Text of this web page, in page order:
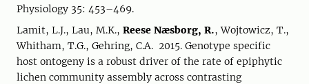
Physiology 35: 453–469.
Lamit, L.J., Lau, M.K., Reese Næsborg, R., Wojtowicz, T.,
Whitham, T.G., Gehring, C.A. 2015. Genotype specific
host ontogeny is a robust driver of the rate of epiphytic
lichen community assembly across contrasting